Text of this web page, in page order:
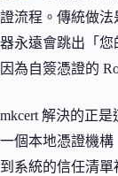
證流程。傳統做法
器永遠會跳出「您
因為自簽憑證的
mkcert 解決的正
一個本地憑證機構
到系統的信任清單